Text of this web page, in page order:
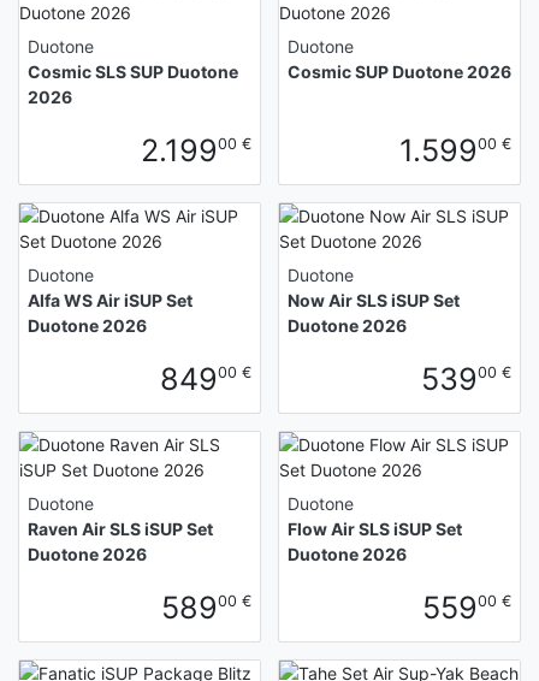
Duotone
Cosmic SLS SUP Duotone
2026
2.19900 €
Duotone
Cosmic SUP Duotone 2026
1.59900 €
Duotone
Alfa WS Air iSUP Set
Duotone 2026
84900 €
Duotone
Now Air SLS iSUP Set
Duotone 2026
53900 €
Duotone
Raven Air SLS iSUP Set
Duotone 2026
58900 €
Duotone
Flow Air SLS iSUP Set
Duotone 2026
55900 €